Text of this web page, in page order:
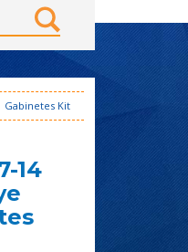
Gabinetes Kit
14